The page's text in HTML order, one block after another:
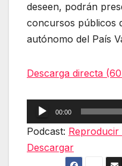
deseen, podrán
concursos públicos
autónomo del País
Descarga directa
Reproductor
de
00:00
Podcast:
Descargar